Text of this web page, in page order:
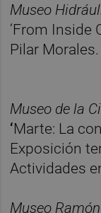
Museo
‘From Inside
Pilar Morales.
Museo de la
‘Marte: La
Exposición
Actividades
Museo